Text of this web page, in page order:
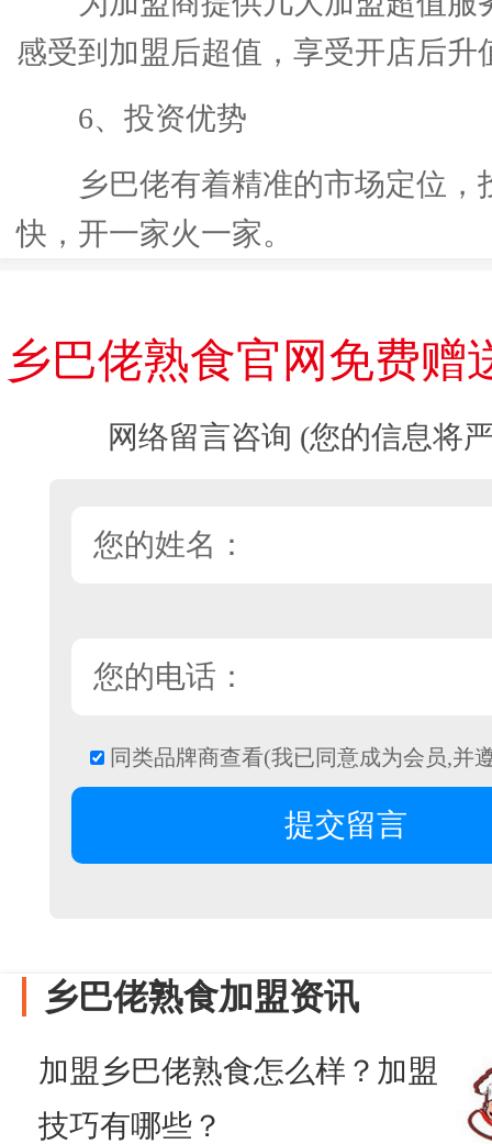
感受到加盟后超值，享受开店后升
6、投资优势
乡巴佬有着精准的市场定位，
快，开一家火一家。
乡巴佬熟食官网免费赠
网络留言咨询 (您的信息将
同类品牌商查看(我已同意成为会员,并
乡巴佬熟食加盟资讯
加盟乡巴佬熟食怎么样？加盟
技巧有哪些？